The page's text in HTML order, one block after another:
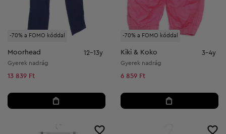
-70% a FOMO kóddal
Moorhead 12-13y
Gyerek nadrág
13 839 Ft
-70% a FOMO kóddal
Kiki & Koko 3-4y
Gyerek nadrág
6 859 Ft